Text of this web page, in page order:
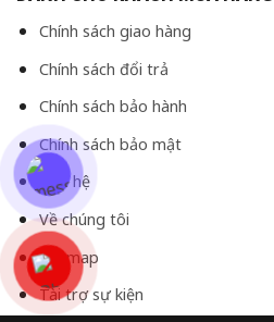
Chính sách giao hàng
Chính sách đổi trả
Chính sách bảo hành
Chính sách bảo mật
Liên hệ
Về chúng tôi
Sitemap
Tài trợ sự kiện